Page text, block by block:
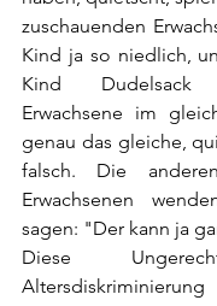
zuschauenden
Kind ja so niedlich,
Kind
Erwachsene im
genau das gleiche,
falsch. Die
Erwachsenen
sagen: "Der kann ja
Diese